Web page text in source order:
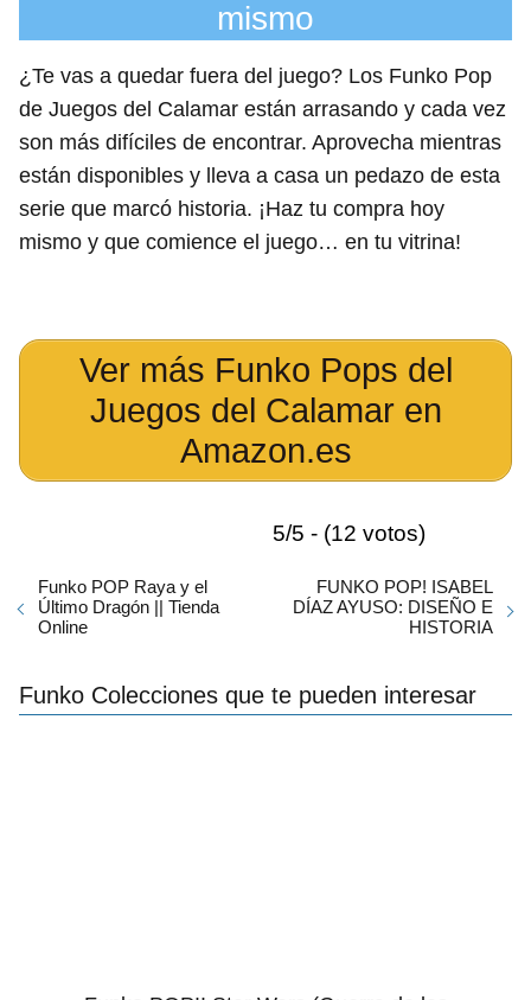
mismo
¿Te vas a quedar fuera del juego? Los Funko Pop
de Juegos del Calamar están arrasando y cada vez
son más difíciles de encontrar. Aprovecha mientras
están disponibles y lleva a casa un pedazo de esta
serie que marcó historia. ¡Haz tu compra hoy
mismo y que comience el juego… en tu vitrina!
Ver más Funko Pops del
Juegos del Calamar en
Amazon.es
5/5 - (12 votos)
Funko POP Raya y el
Último Dragón || Tienda
Online
FUNKO POP! ISABEL
DÍAZ AYUSO: DISEÑO E
HISTORIA
Funko Colecciones que te pueden interesar